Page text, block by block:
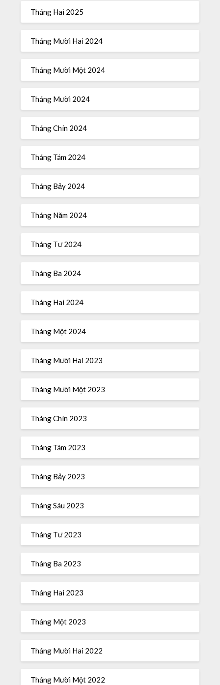
Tháng Hai 2025
Tháng Mười Hai 2024
Tháng Mười Một 2024
Tháng Mười 2024
Tháng Chín 2024
Tháng Tám 2024
Tháng Bảy 2024
Tháng Năm 2024
Tháng Tư 2024
Tháng Ba 2024
Tháng Hai 2024
Tháng Một 2024
Tháng Mười Hai 2023
Tháng Mười Một 2023
Tháng Chín 2023
Tháng Tám 2023
Tháng Bảy 2023
Tháng Sáu 2023
Tháng Tư 2023
Tháng Ba 2023
Tháng Hai 2023
Tháng Một 2023
Tháng Mười Hai 2022
Tháng Mười Một 2022